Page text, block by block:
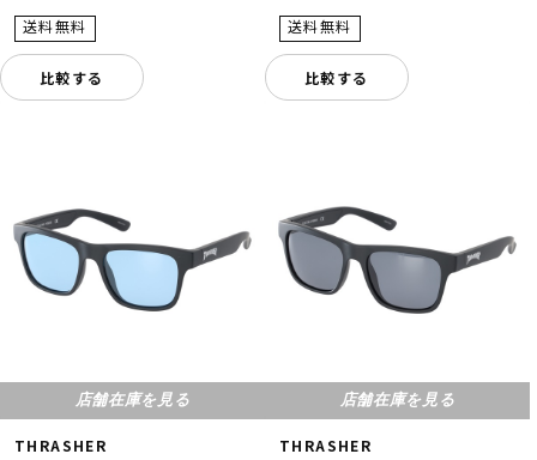
比較する 比較する
店舗在庫を見る
THRASHER
店舗在庫を見る
THRASHER